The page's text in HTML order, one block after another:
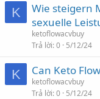
K
Wie steigern
sexuelle
ketoflowacvbuy
Trả lời 0 5/12/24
K Can Keto
ketoflowacvbuy
Trả lời 0 5/12/24